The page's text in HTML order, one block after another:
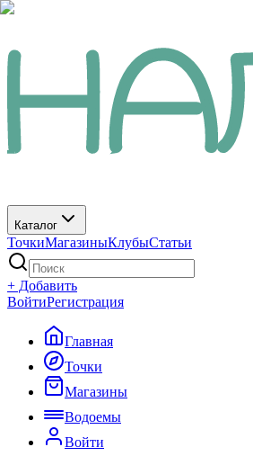
Каталог
ТочкиМагазиныКлубыСтатьи
+ Добавить
ВойтиРегистрация
Главная
Точки
Магазины
Водоемы
Войти